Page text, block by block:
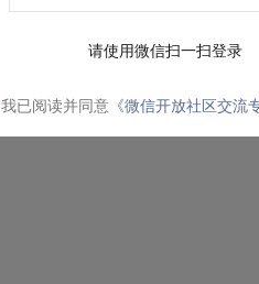
请使用微信扫一扫登录
我已阅读并同意 《微信开放社区交流